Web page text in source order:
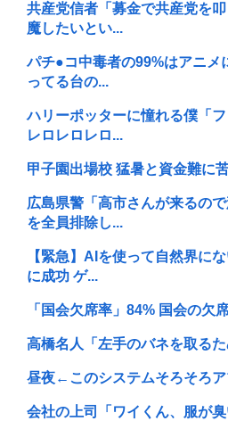
共産党信者「募金で共産党を
魔したいとい...
パチ●コ中毒者の99%はアニメ
ってる台の...
ハリーポッターに憧れる僕「
レロレロレロ...
甲子園出場校 猛暑と資金難に
広島県警「高市さんが来るの
を全員排除し...
【緊急】AIを使って自然界に
に成功 ゲ...
「国会欠席率」84% 国会の欠
高橋名人「左手のバネを取るた
昼夜←このシステムそろそろ
会社の上司「ワイくん、服が臭